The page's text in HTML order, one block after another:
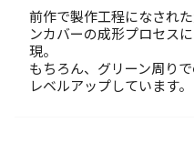
前作で製作工程になされ
ンカバーの成形プロセス
現。
もちろん、グリーン周り
レベルアップしています。